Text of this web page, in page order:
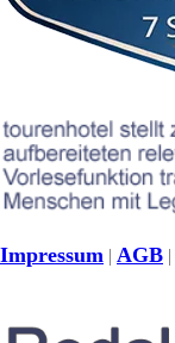
Impressum | AGB |